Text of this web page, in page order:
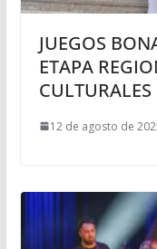
JUEGOS
ETAPA
CULTURALES
12 de agosto de